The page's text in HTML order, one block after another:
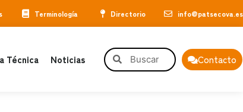
Terminología Directorio info@patsecova.es
Técnica Noticias Contacto